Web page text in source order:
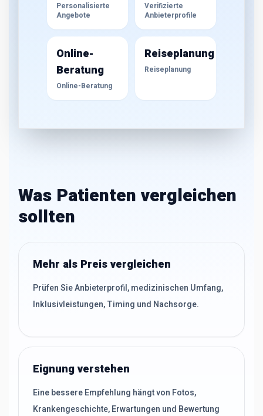
Personalisierte
Angebote
Verifizierte
Anbieterprofile
Online-
Beratung
Online-Beratung
Reiseplanung
Reiseplanung
Was Patienten vergleichen
sollten
Mehr als Preis vergleichen
Prüfen Sie Anbieterprofil, medizinischen Umfang,
Inklusivleistungen, Timing und Nachsorge.
Eignung verstehen
Eine bessere Empfehlung hängt von Fotos,
Krankengeschichte, Erwartungen und Bewertung